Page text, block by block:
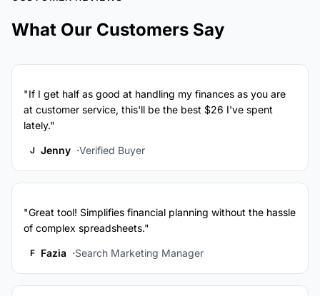
What Our Customers Say
"If I get half as good at handling my finances as you are
at customer service, this'll be the best $26 I've spent
lately."
J Jenny Verified Buyer
"Great tool! Simplifies financial planning without the hassle
of complex spreadsheets."
F Fazia Search Marketing Manager